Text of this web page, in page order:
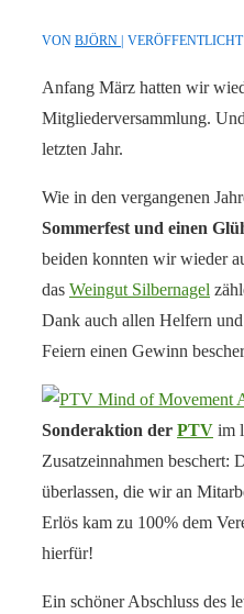
VON BJÖRN
Anfang März hatten wir
Mitgliederversammlung.
letzten Jahr.
Wie in den vergangenen
Sommerfest und einen
beiden konnten wir wieder
das Weingut Silbernagel
Dank auch allen Helfern
Feiern einen Gewinn
Sonderaktion der PTV im
Zusatzeinnahmen beschert:
überlassen, die wir an
Erlös kam zu 100% dem
hierfür!
Ein schöner Abschluss des